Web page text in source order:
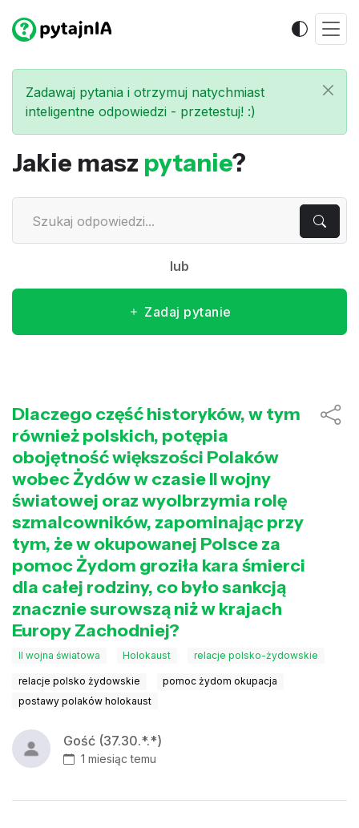
Zadawaj pytania i otrzymuj natychmiast
inteligentne odpowiedzi - przetestuj! :)
Jakie masz pytanie?
lub
Zadaj pytanie
Dlaczego część historyków, w tym
również polskich, potępia
obojętność większości Polaków
wobec Żydów w czasie II wojny
światowej oraz wyolbrzymia rolę
szmalcowników, zapominając przy
tym, że w okupowanej Polsce za
pomoc Żydom groziła kara śmierci
dla całej rodziny, co było sankcją
znacznie surowszą niż w krajach
Europy Zachodniej?
II wojna światowa Holokaust relacje polsko-żydowskie
relacje polsko żydowskie
pomoc żydom okupacja
postawy polaków holokaust
Gość (37.30.*.*)
1 miesiąc temu